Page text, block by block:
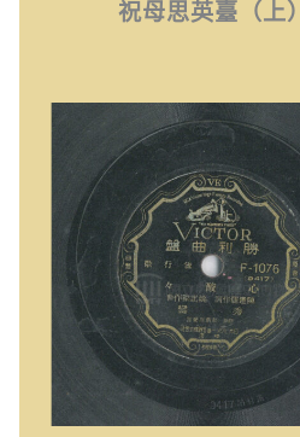
祝母思英臺（上）
心酸酸